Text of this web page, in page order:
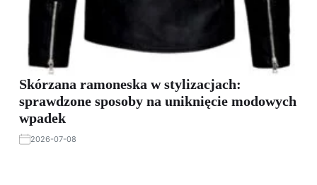
Skórzana ramoneska w stylizacjach:
sprawdzone sposoby na uniknięcie modowych
wpadek
2026-07-08